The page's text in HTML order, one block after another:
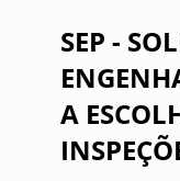
SEP -
A